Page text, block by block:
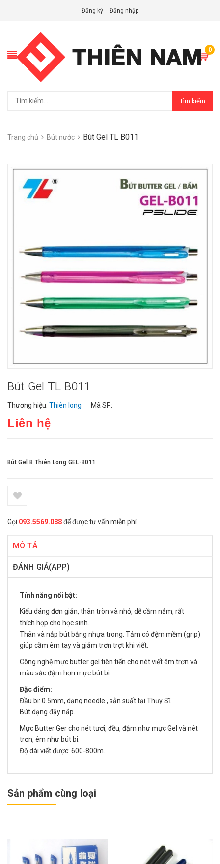
Đăng ký Đăng nhập
0
Tìm kiếm
Trang chủ Bút nước Bút Gel TL B011
Bút Gel TL B011
Thương hiệu: Thiên long Mã SP:
Liên hệ
Bút Gel B Thiên Long GEL-B011
Gọi 093.5569.088để được tư vấn miễn phí
MÔ TẢ
ĐÁNH GIÁ(APP)
Tính năng nổi bật:
Kiểu dáng đơn giản, thân tròn và nhỏ, dễ cầm nắm, rất
thích hợp cho học sinh.
Thân và nắp bút bằng nhựa trong. Tảm có đệm mềm (grip)
giúp cầm êm tay và giảm trơn trợt khi viết.
Công nghệ mực butter gel tiên tiến cho nét viết êm trơn và
màu sắc đậm hơn mực bút bi.
Đặc điểm:
Đầu bi: 0.5mm, dạng needle , sản suất tại Thụy Sĩ.
Bút dạng đậy nắp.
Mực Butter Ger cho nét tươi, đều, đậm như mực Gel và nét
trơn, êm như bút bi.
Độ dài viết được: 600-800m.
Sản phẩm cùng loại